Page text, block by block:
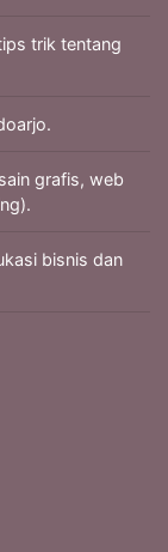
trik tentang
grafis, web
bisnis dan